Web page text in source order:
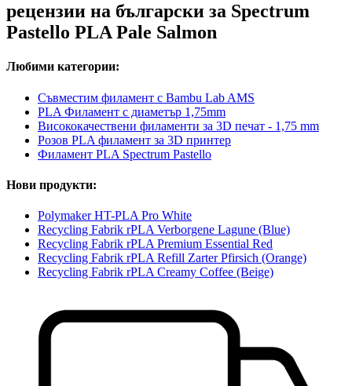
рецензии на български за Spectrum
Pastello PLA Pale Salmon
Любими категории:
Съвместим филамент с Bambu Lab AMS
PLA Филамент с диаметър 1,75mm
Висококачествени филаменти за 3D печат - 1,75 mm
Розов PLA филамент за 3D принтер
Филамент PLA Spectrum Pastello
Нови продукти:
Polymaker HT-PLA Pro White
Recycling Fabrik rPLA Verborgene Lagune (Blue)
Recycling Fabrik rPLA Premium Essential Red
Recycling Fabrik rPLA Refill Zarter Pfirsich (Orange)
Recycling Fabrik rPLA Creamy Coffee (Beige)